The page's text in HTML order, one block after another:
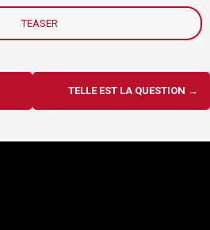
TEASER
TELLE EST LA QUESTION →